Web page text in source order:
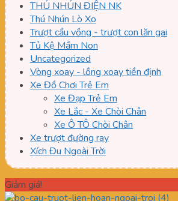
THÚ NHÚN ĐIỆN NK
Thú Nhún Lò Xo
Trượt cầu vồng - trượt con lăn gai
Tủ Kệ Mầm Non
Uncategorized
Vòng xoay - lồng xoay tiền định
Xe Đồ Chơi Trẻ Em
Xe Đạp Trẻ Em
Xe Lắc - Xe Chòi Chân
Xe Ô TÔ Chòi Chân
Xe trượt đường ray
Xích Đu Ngoài Trời
Giảm giá!